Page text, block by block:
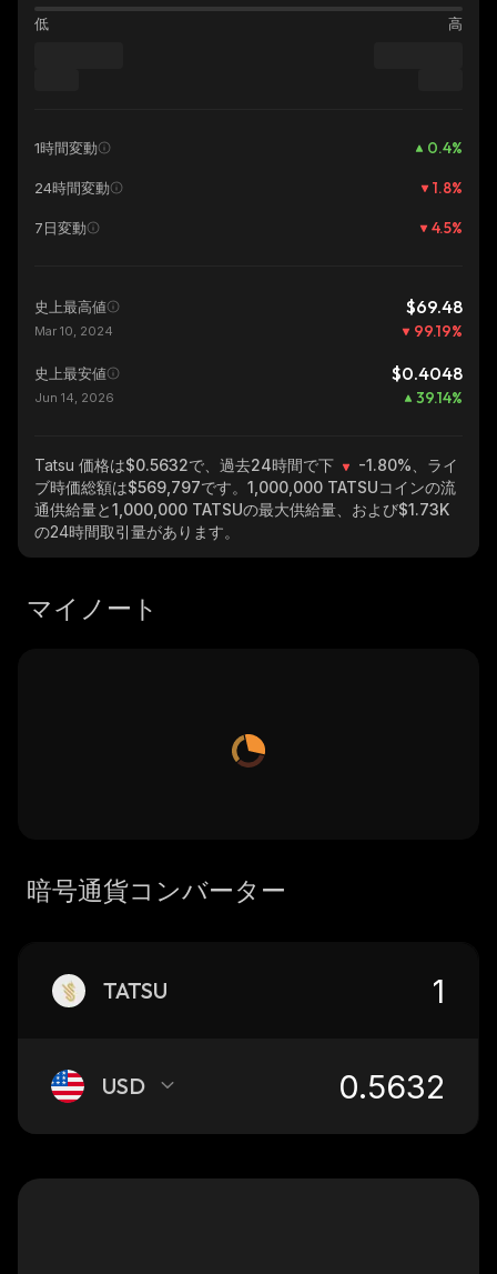
低 高
1時間変動 0.4%
24時間変動 1.8%
7日変動 4.5%
史上最高値 $69.48
Mar 10, 2024 99.19%
史上最安値 $0.4048
Jun 14, 2026 39.14%
Tatsu 価格は$0.5632で、過去24時間で下 -1.80% 、ライ
ブ時価総額は$569,797です。 1,000,000 TATSUコインの流
通供給量と1,000,000 TATSUの最大供給量、および$1.73K
の24時間取引量があります。
マイノート
暗号通貨コンバーター
TATSU
USD